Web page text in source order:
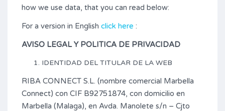
how we use data, that you can read below:
For a version in English click here :
AVISO LEGAL Y POLITICA DE PRIVACIDAD
IDENTIDAD DEL TITULAR DE LA WEB
RIBA CONNECT S.L. (nombre comercial Marbella
Connect) con CIF B92751874, con domicilio en
Marbella (Malaga), en Avda. Manolete s/n – Cjto